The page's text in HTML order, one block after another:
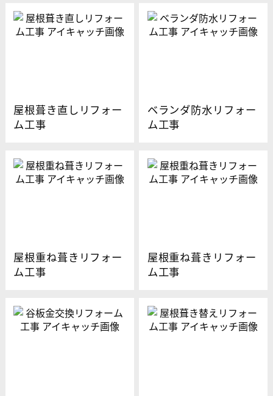
屋根葺き直しリフォー
ム工事
ベランダ防水リフォー
ム工事
屋根重ね葺きリフォー
ム工事
屋根重ね葺きリフォー
ム工事